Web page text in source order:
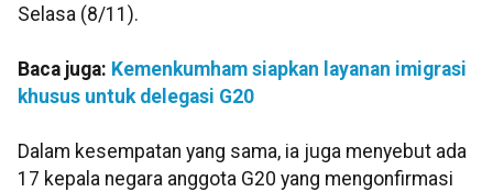
Selasa (8/11).
Baca juga: Kemenkumham siapkan layanan imigrasi
khusus untuk delegasi G20
Dalam kesempatan yang sama, ia juga menyebut ada
17 kepala negara anggota G20 yang mengonfirmasi